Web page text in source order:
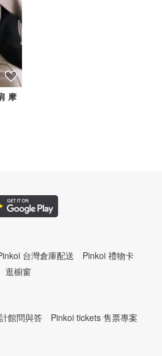
摩
台灣倉庫配送
Pinkoi 禮物卡
逛櫥窗
館問與答 Pinkoi tickets 售票專案